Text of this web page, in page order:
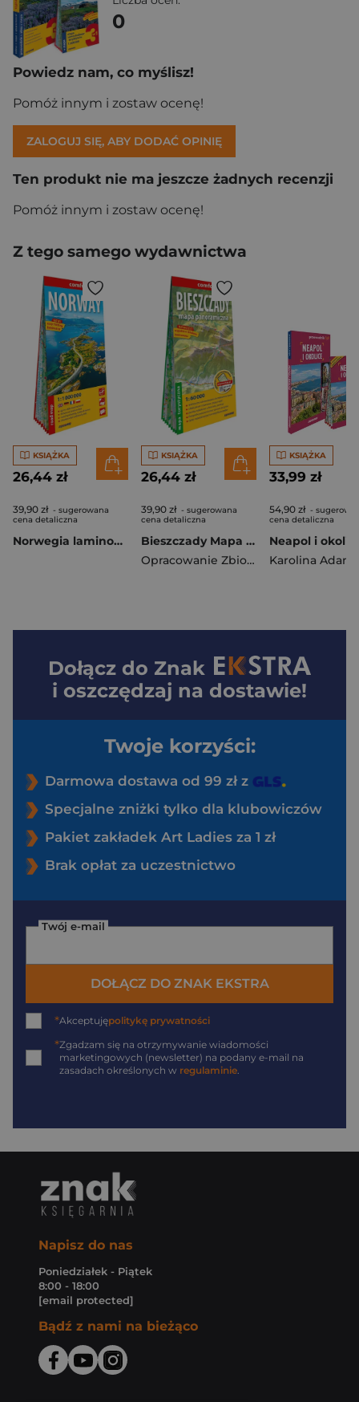
0
Powiedz nam, co myślisz!
Pomóż innym i zostaw ocenę!
ZALOGUJ SIĘ, ABY DODAĆ OPINIĘ
Ten produkt nie ma jeszcze żadnych recenzji
Pomóż innym i zostaw ocenę!
Z tego samego wydawnictwa
KSIĄŻKA
26,44 zł
39,90 zł - sugerowana
cena detaliczna
Norwegia laminowana mapa samochodowo-turystyczna 1:1 000 000
KSIĄŻKA
26,44 zł
39,90 zł - sugerowana
cena detaliczna
Bieszczady Mapa panoramiczna laminowana mapa turystyczna 1:60 000
Opracowanie Zbiorowe
KSIĄŻKA
33,99 zł
54,90 zł -
cena detaliczna
Dołącz do Znak
i oszczędzaj na dostawie!
Twoje korzyści:
Darmowa dostawa od 99 zł z
Specjalne zniżki tylko dla klubowiczów
Pakiet zakładek Art Ladies za 1 zł
Brak opłat za uczestnictwo
Twój e-mail
DOŁĄCZ DO ZNAK EKSTRA
*Akceptujępolitykę prywatności
*Zgadzam się na otrzymywanie wiadomości
marketingowych (newsletter) na podany e-mail na
zasadach określonych w regulaminie.
Napisz do nas
Poniedziałek - Piątek
8:00 - 18:00
[email protected]
Bądź z nami na bieżąco